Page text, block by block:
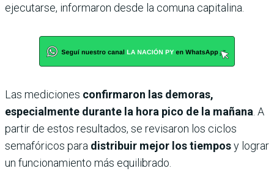
ejecutarse, informaron desde la comuna capitalina.
Las mediciones confirmaron las demoras,
especialmente durante la hora pico de la mañana. A
partir de estos resultados, se revisaron los ciclos
semafóricos para distribuir mejor los tiemposy lograr
un funcionamiento más equilibrado.